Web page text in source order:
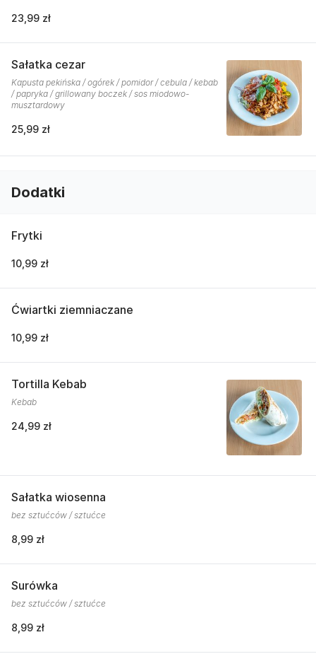
23,99 zł
Sałatka cezar
Kapusta pekińska / ogórek / pomidor / cebula / kebab
/ papryka / grillowany boczek / sos miodowo-
musztardowy
25,99 zł
Dodatki
Frytki
10,99 zł
Ćwiartki ziemniaczane
10,99 zł
Tortilla Kebab
Kebab
24,99 zł
Sałatka wiosenna
bez sztućców / sztućce
8,99 zł
Surówka
bez sztućców / sztućce
8,99 zł